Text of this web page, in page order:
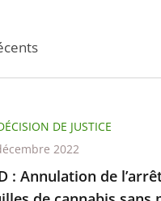
: Annulation de
DE JUSTICE
2022